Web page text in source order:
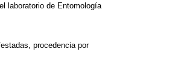
laboratorio de Entomología
procedencia por